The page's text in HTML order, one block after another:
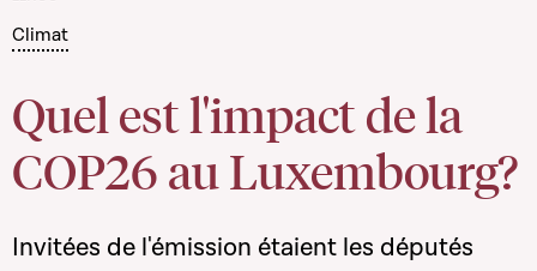
Climat
Quel est l'impact de la
COP26 au Luxembourg?
Invitées de l'émission étaient les députés